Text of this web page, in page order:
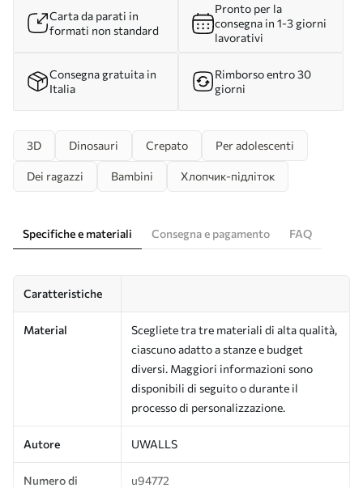
Carta da parati in
formati non standard
Pronto per la
consegna in 1-3 giorni
lavorativi
Consegna gratuita in
Italia
Rimborso entro 30
giorni
3D Dinosauri Crepato Per adolescenti
Dei ragazzi Bambini Хлопчик-підліток
Specifiche e materiali Consegna e pagamento FAQ
Caratteristiche
Material
Scegliete tra tre materiali di alta qualità,
ciascuno adatto a stanze e budget
diversi. Maggiori informazioni sono
disponibili di seguito o durante il
processo di personalizzazione.
Autore UWALLS
Numero di
u94772